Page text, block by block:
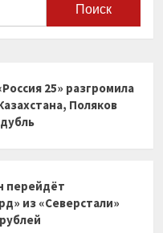
25» разгромила
Поляков
перейдёт
из «Северстали»